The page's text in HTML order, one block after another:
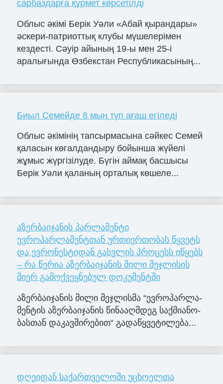
сарбаздарға құрмет көрсетілді
Облыс әкімі Берік Уәли «Абай қырандары»
әскери-патриоттық клубы мүшелерімен
кездесті. Сәуір айының 19-ы мен 25-і
аралығында Өзбекстан Республикасының...
Биыл Семейде 8 мың түп ағаш егіледі
Облыс әкімінің тапсырмасына сәйкес Семей
қаласын көгалдандыру бойынша жүйелі
жұмыс жүргізілуде. Бүгін аймақ басшысы
Берік Уәли қаланың орталық көшеле...
აზერბაიჯანის პარლამენტი
ევროპარლამენტთან ურთიერთობას წყვეტს
და ევრონესტიდან გასვლის პროცესს იწყებს
– რა წერია აზერბაიჯანის მილი მეჯლისის
მიერ გამოქვეყნებულ დოკუმენტში
აზერ­ბა­ი­ჯა­ნის მილი მე­ჯლის­მა “ევ­რო­პარ­ლა­
მენ­ტის აზერ­ბა­ი­ჯა­ნის წი­ნა­აღ­მდეგ საქ­მი­ა­ნო­
ბას­თან და­კავ­ში­რე­ბით“ გა­და­წყვე­ტი­ლე­ბა...
დღეიდან საქართველოში უცხოელთა